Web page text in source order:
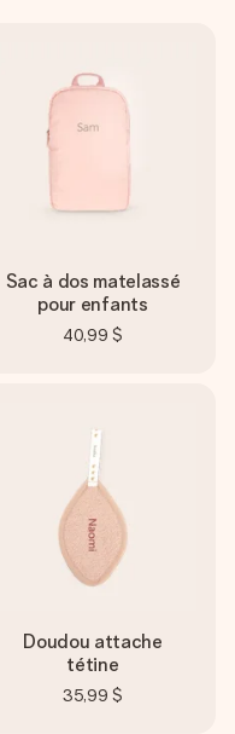
Sac à dos matelassé
pour enfants
40,99 $
Doudou attache
tétine
35,99 $